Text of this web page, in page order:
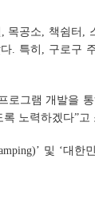
공소, 책쉼터,
. 특히, 구로구
그램 개발을
노력하겠다”고
및 ‘대한